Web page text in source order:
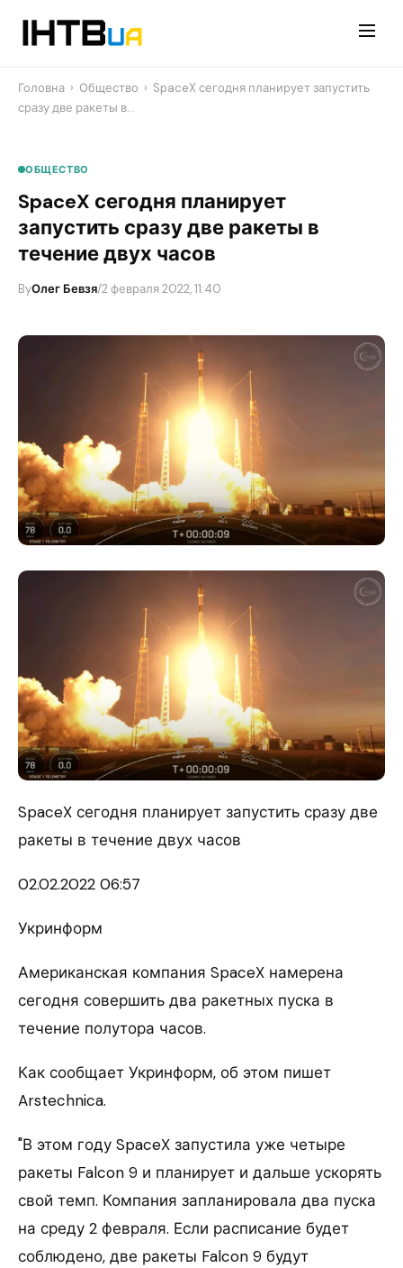
Головна › Общество › SpaceX сегодня планирует запустить
сразу две ракеты в…
ОБЩЕСТВО
SpaceX сегодня планирует
запустить сразу две ракеты в
течение двух часов
ByОлег Бевзя/2 февраля 2022, 11:40
SpaceX сегодня планирует запустить сразу две
ракеты в течение двух часов
02.02.2022 06:57
Укринформ
Американская компания SpaceX намерена
сегодня совершить два ракетных пуска в
течение полутора часов.
Как сообщает Укринформ, об этом пишет
Arstechnica.
"В этом году SpaceX запустила уже четыре
ракеты Falcon 9 и планирует и дальше ускорять
свой темп. Компания запланировала два пуска
на среду 2 февраля. Если расписание будет
соблюдено, две ракеты Falcon 9 будут